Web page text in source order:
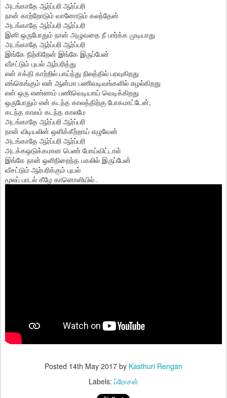
அடங்காதே ஆர்ப்பரி ஆர்ப்பரி
நான் காற்றோடும் வானோடும் கலந்தேன்
அடங்காதே ஆர்ப்பரி ஆர்ப்பரி
இனி ஒருபோதும் நான் அழுவதை நீ பார்க்க முடியாது
அடங்காதே ஆர்ப்பரி ஆர்ப்பரி
இங்கே நிற்கிறேன் இங்கே இருப்பேன்
வீசட்டும் புயல் ஆர்பரித்து
என் சக்தி காற்றில் பாய்ந்து நிலத்தில் பரவுகிறது
எங்கெங்கும் என் ஆன்மா பணிவடிவங்களில் சுழல்கிறது
என் ஒரு எண்ணம் பணிவெடியாய் வெடிக்கிறது
ஒருபோதும் என் கடந்த காலத்திற்கு போகமாட்டேன்,
கடந்த காலம் கடந்த காலமே
அடங்காதே ஆர்ப்பரி ஆர்ப்பரி
நான் விடியலின் ஒளிக்கீற்றாய் எழுவேன்
அடங்காதே ஆர்ப்பரி ஆர்ப்பரி
அடக்கஒடுக்கமான பெண் போய்விட்டாள்
இங்கே நான் ஒளிநிறைந்த பகலில் இருப்பேன்
வீசட்டும் ஆர்பரிக்கும் புயல்
மூலப் பாடல் கீழே கானொளியில் .
Posted 14th May 2017 by Kasthuri Rengan
Labels: ப்ரோசன்